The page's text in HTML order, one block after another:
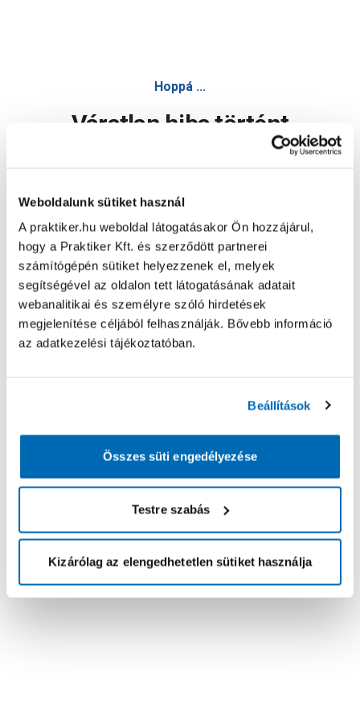
Weboldalunk sütiket használ
A praktiker.hu weboldal látogatásakor Ön hozzájárul,
hogy a Praktiker Kft. és szerződött partnerei
számítógépén sütiket helyezzenek el, melyek
segítségével az oldalon tett látogatásának adatait
webanalitikai és személyre szóló hirdetések
megjelenítése céljából felhasználják. Bővebb információ
az adatkezelési tájékoztatóban.
Beállítások
Összes süti engedélyezése
Testre szabás
Kizárólag az elengedhetetlen sütiket használja
Hoppá ...
Váratlan hiba történt
Oldal újratöltése